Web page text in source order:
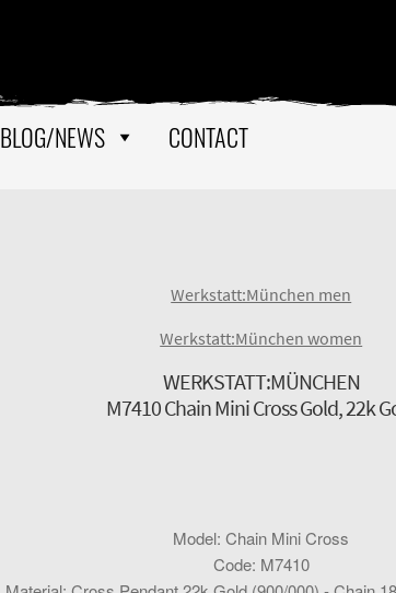
BLOG/NEWS CONTACT
Werkstatt:München men
Werkstatt:München women
WERKSTATT:MÜNCHEN
M7410 Chain Mini Cross Gold, 22k
Model:Chain Mini Cross
Code: M7410